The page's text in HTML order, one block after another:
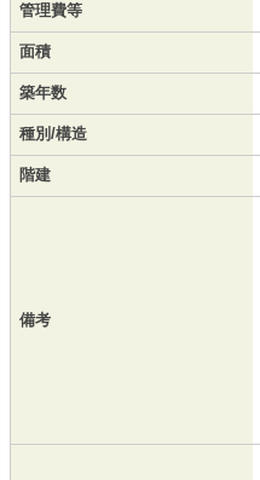
管理費等
面積
築年数
種別/構造
階建
備考